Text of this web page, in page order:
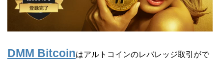
DMM Bitcoinはアルトコインのレバレッジ取引がで